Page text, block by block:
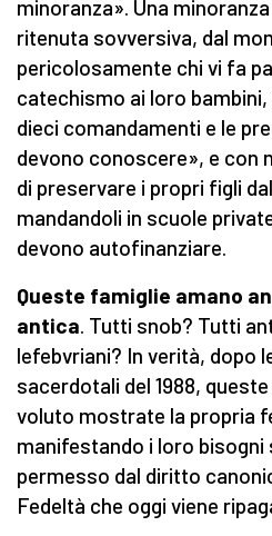
minoranza». Una
ritenuta sovversiva, dal
pericolosamente chi vi fa
catechismo ai loro
dieci comandamenti e le
devono conoscere», e con
di preservare i propri figli
mandandoli in scuole
devono autofinanziare.
Queste famiglie amano
antica. Tutti snob? Tutti
lefebvriani? In verità, dopo
sacerdotali del 1988,
voluto mostrate la propria
manifestando i loro bisogni
permesso dal diritto
Fedeltà che oggi viene